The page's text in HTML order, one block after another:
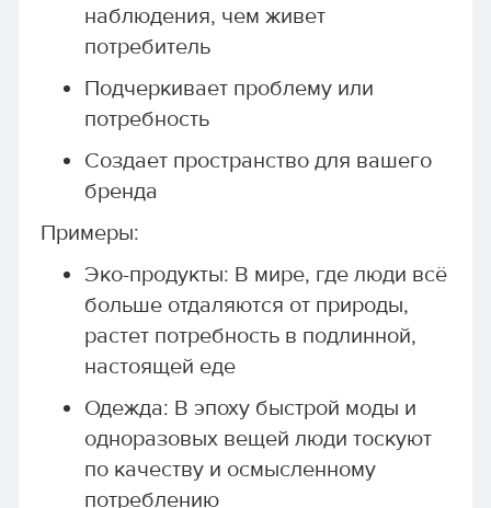
наблюдения, чем живет
потребитель
Подчеркивает проблему или
потребность
Создает пространство для вашего
бренда
Примеры:
Эко-продукты: В мире, где люди всё
больше отдаляются от природы,
растет потребность в подлинной,
настоящей еде
Одежда: В эпоху быстрой моды и
одноразовых вещей люди тоскуют
по качеству и осмысленному
потреблению